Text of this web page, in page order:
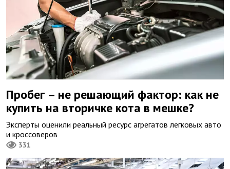
Пробег – не решающий фактор: как не
купить на вторичке кота в мешке?
Эксперты оценили реальный ресурс агрегатов легковых авто
и кроссоверов
331